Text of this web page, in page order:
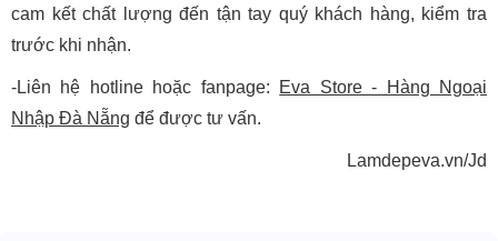
cam kết chất lượng đến tận tay quý khách hàng, kiểm tra
trước khi nhận.
-Liên hệ hotline hoặc fanpage:
Eva Store - Hàng Ngoại
Nhập Đà Nẵng để được tư vấn.
Lamdepeva.vn/Jd